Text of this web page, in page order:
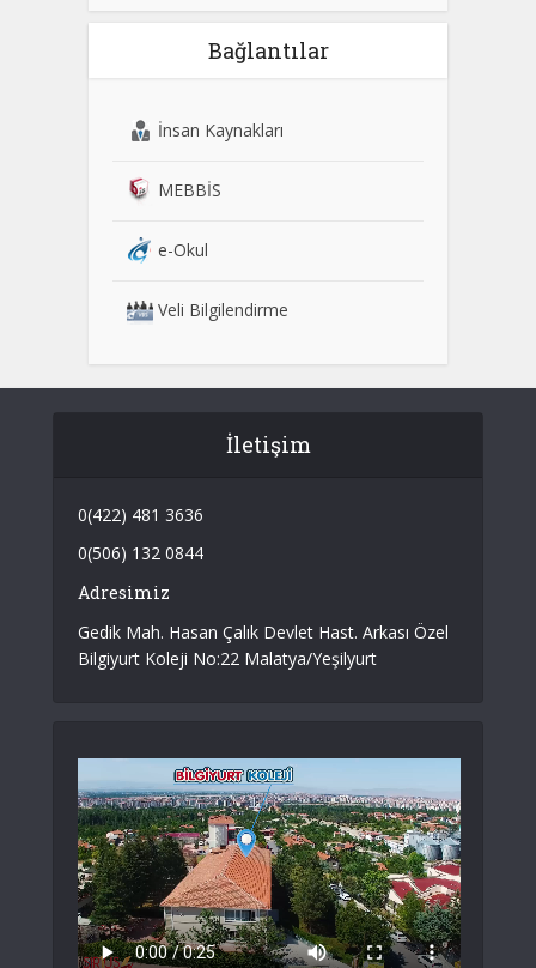
Bağlantılar
İnsan Kaynakları
MEBBİS
e-Okul
Veli Bilgilendirme
İletişim
0(422) 481 3636
0(506) 132 0844
Adresimiz
Gedik Mah. Hasan Çalık Devlet Hast. Arkası Özel
Bilgiyurt Koleji No:22 Malatya/Yeşilyurt